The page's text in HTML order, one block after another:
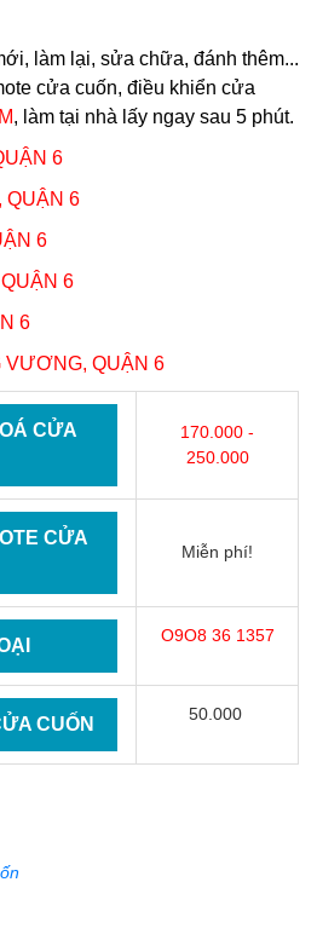
làm lại, sửa chữa, đánh thêm...
cửa cuốn, điều khiển cửa
, làm tại nhà lấy ngay sau 5 phút.
6
QUẬN 6
6
QUẬN 6
6
VƯƠNG, QUẬN 6
CỬA
170.000 -
250.000
CỬA
Miễn phí!
O9O8 36 1357
CUỐN 50.000